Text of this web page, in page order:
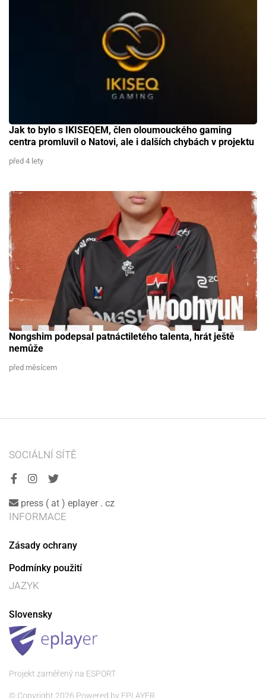
Jak to bylo s IKISEQEM, člen oloumouckého gaming
centra promluvil o Natovi, ale i dalších chybách v projektu
před 4 lety
Nongshim podepsal patnáctiletého talenta, hrát ještě
nemůže
před měsícem
SOCIÁLNÍ SÍTĚ
press ( at ) eplayer . cz
INFORMACE
Zásady ochrany
Podmínky použití
JAZYK
Slovensky
Projekt zaměřený na ESPORT
© Copyright 2026 Powered by EPLAYER.